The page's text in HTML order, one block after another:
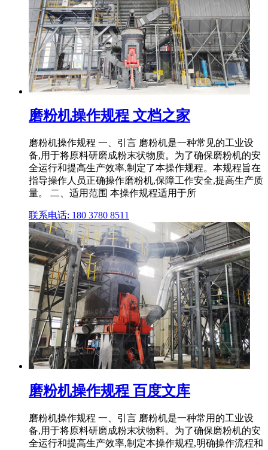
磨粉机操作规程 文档之家
磨粉机操作规程 一、引言 磨粉机是一种常见的工业设
备,用于将原料研磨成粉末状物质。为了确保磨粉机的安
全运行和提高生产效率,制定了本操作规程。本规程旨在
指导操作人员正确操作磨粉机,保障工作安全,提高生产质
量。 二、适用范围 本操作规程适用于所
联系电话: 180 3780 8511
磨粉机操作规程 百度文库
磨粉机操作规程 一、引言 磨粉机是一种常用的工业设
备,用于将原料研磨成粉末状物料。为了确保磨粉机的安
全运行和提高生产效率,制定本操作规程,明确操作流程和